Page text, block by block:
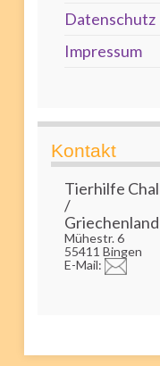
Datenschutz
Impressum
Kontakt
Tierhilfe
/
Griechenland
Mühestr. 6
55411 Bingen
E-Mail: